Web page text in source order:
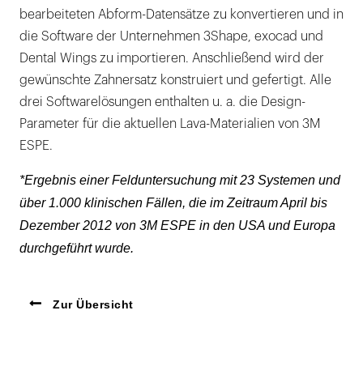
bearbeiteten Abform-Datensätze zu konvertieren und in
die Software der Unternehmen 3Shape, exocad und
Dental Wings zu importieren. Anschließend wird der
gewünschte Zahnersatz konstruiert und gefertigt. Alle
drei Softwarelösungen enthalten u. a. die Design-
Parameter für die aktuellen Lava-Materialien von 3M
ESPE.
*Ergebnis einer Felduntersuchung mit 23 Systemen und
über 1.000 klinischen Fällen, die im Zeitraum April bis
Dezember 2012 von 3M ESPE in den USA und Europa
durchgeführt wurde.
Zur Übersicht